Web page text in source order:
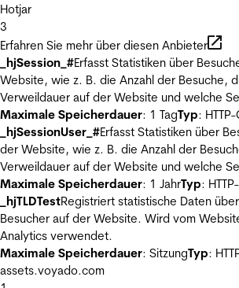
Hotjar
3
Erfahren Sie mehr über diesen Anbieter
_hjSession_#Erfasst Statistiken über
Website, wie z. B. die Anzahl der Besuche,
Verweildauer auf der Website und welche
Maximale Speicherdauer: 1 TagTyp:
_hjSessionUser_#Erfasst Statistiken über
der Website, wie z. B. die Anzahl der
Verweildauer auf der Website und welche
Maximale Speicherdauer: 1 JahrTyp:
_hjTLDTestRegistriert statistische Daten
Besucher auf der Website. Wird vom
Analytics verwendet.
Maximale Speicherdauer: SitzungTyp:
assets.voyado.com